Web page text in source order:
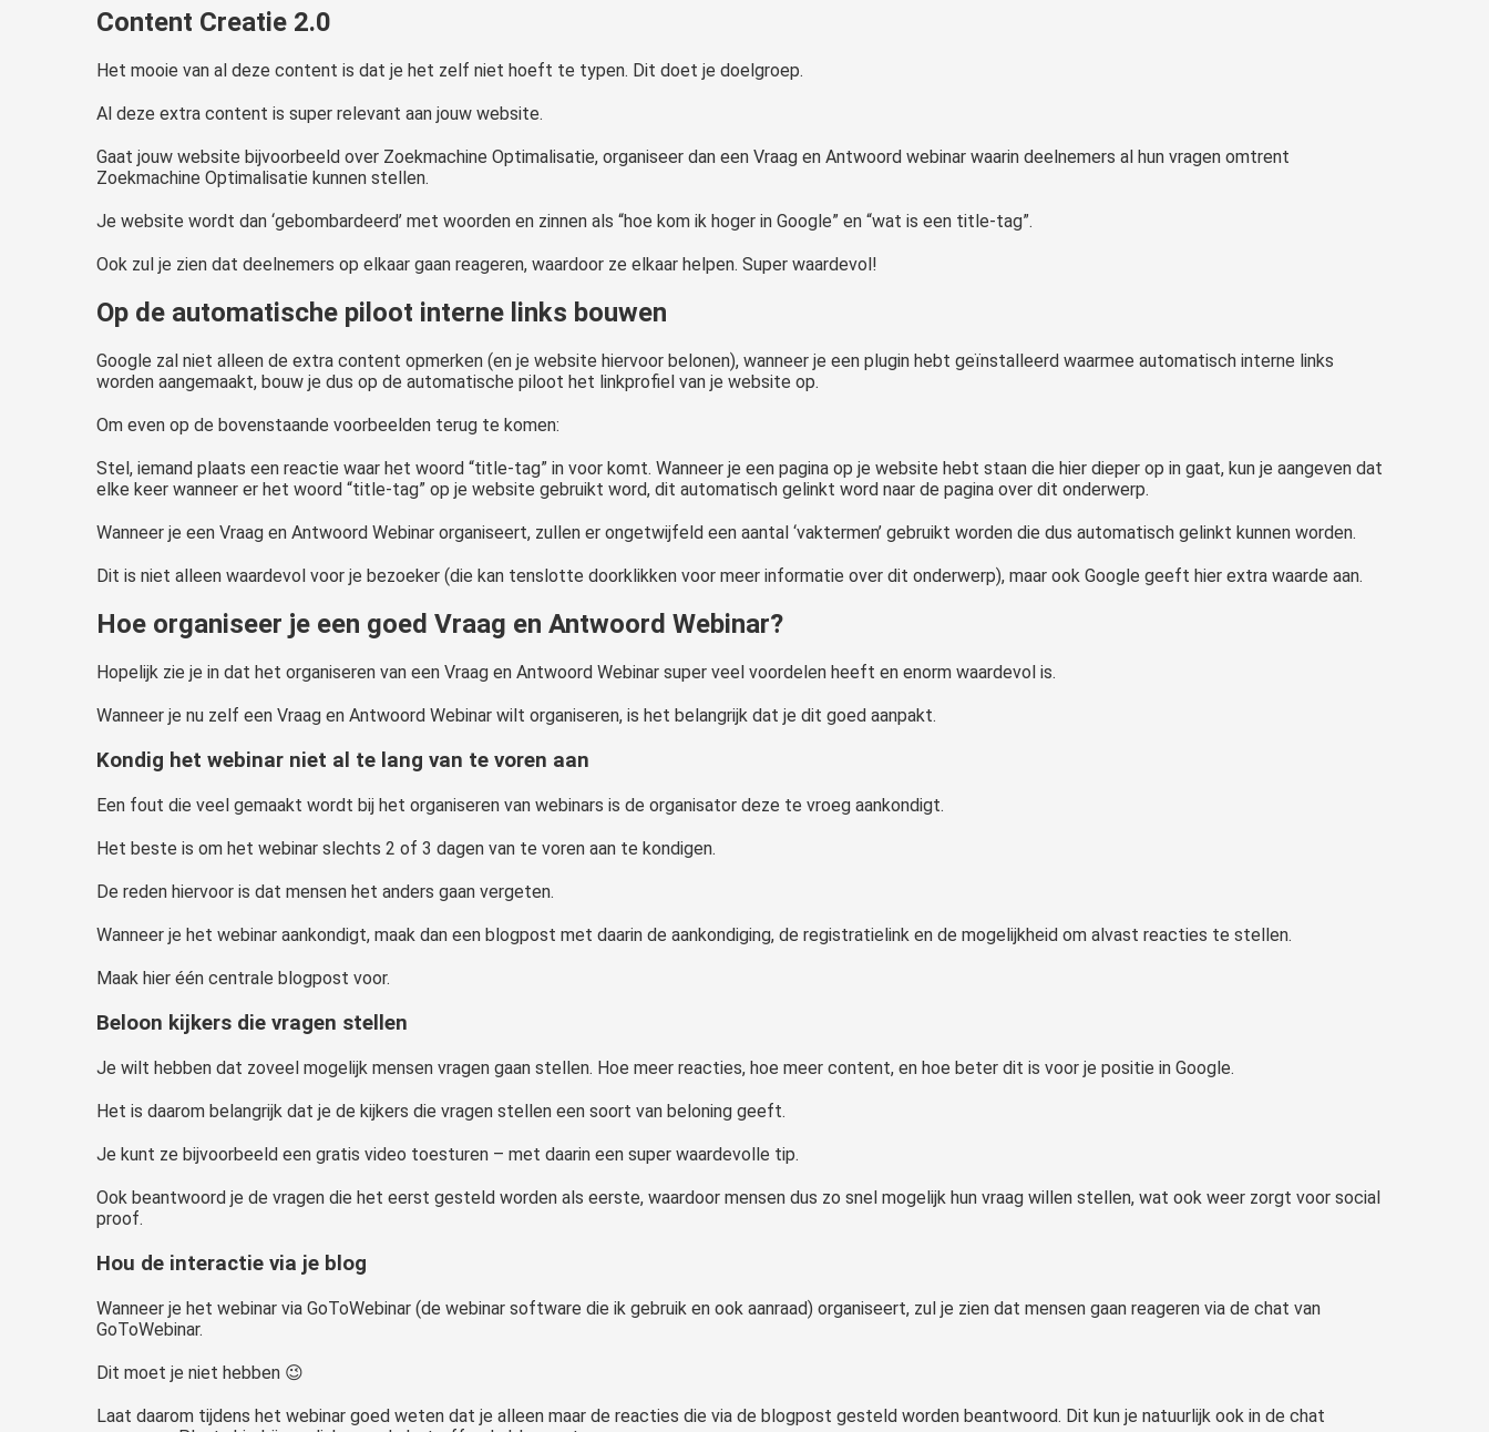
Content Creatie 2.0
Het mooie van al deze content is dat je het zelf niet hoeft te typen. Dit doet je doelgroep.
Al deze extra content is super relevant aan jouw website.
Gaat jouw website bijvoorbeeld over Zoekmachine Optimalisatie, organiseer dan een Vraag en Antwoord webinar waarin deelnemers al hun vragen omtrent
Zoekmachine Optimalisatie kunnen stellen.
Je website wordt dan ‘gebombardeerd’ met woorden en zinnen als “hoe kom ik hoger in Google” en “wat is een title-tag”.
Ook zul je zien dat deelnemers op elkaar gaan reageren, waardoor ze elkaar helpen. Super waardevol!
Op de automatische piloot interne links bouwen
Google zal niet alleen de extra content opmerken (en je website hiervoor belonen), wanneer je een plugin hebt geïnstalleerd waarmee automatisch interne links
worden aangemaakt, bouw je dus op de automatische piloot het linkprofiel van je website op.
Om even op de bovenstaande voorbeelden terug te komen:
Stel, iemand plaats een reactie waar het woord “title-tag” in voor komt. Wanneer je een pagina op je website hebt staan die hier dieper op in gaat, kun je aangeven dat
elke keer wanneer er het woord “title-tag” op je website gebruikt word, dit automatisch gelinkt word naar de pagina over dit onderwerp.
Wanneer je een Vraag en Antwoord Webinar organiseert, zullen er ongetwijfeld een aantal ‘vaktermen’ gebruikt worden die dus automatisch gelinkt kunnen worden.
Dit is niet alleen waardevol voor je bezoeker (die kan tenslotte doorklikken voor meer informatie over dit onderwerp), maar ook Google geeft hier extra waarde aan.
Hoe organiseer je een goed Vraag en Antwoord Webinar?
Hopelijk zie je in dat het organiseren van een Vraag en Antwoord Webinar super veel voordelen heeft en enorm waardevol is.
Wanneer je nu zelf een Vraag en Antwoord Webinar wilt organiseren, is het belangrijk dat je dit goed aanpakt.
Kondig het webinar niet al te lang van te voren aan
Een fout die veel gemaakt wordt bij het organiseren van webinars is de organisator deze te vroeg aankondigt.
Het beste is om het webinar slechts 2 of 3 dagen van te voren aan te kondigen.
De reden hiervoor is dat mensen het anders gaan vergeten.
Wanneer je het webinar aankondigt, maak dan een blogpost met daarin de aankondiging, de registratielink en de mogelijkheid om alvast reacties te stellen.
Maak hier één centrale blogpost voor.
Beloon kijkers die vragen stellen
Je wilt hebben dat zoveel mogelijk mensen vragen gaan stellen. Hoe meer reacties, hoe meer content, en hoe beter dit is voor je positie in Google.
Het is daarom belangrijk dat je de kijkers die vragen stellen een soort van beloning geeft.
Je kunt ze bijvoorbeeld een gratis video toesturen – met daarin een super waardevolle tip.
Ook beantwoord je de vragen die het eerst gesteld worden als eerste, waardoor mensen dus zo snel mogelijk hun vraag willen stellen, wat ook weer zorgt voor social
proof.
Hou de interactie via je blog
Wanneer je het webinar via GoToWebinar (de webinar software die ik gebruik en ook aanraad) organiseert, zul je zien dat mensen gaan reageren via de chat van
GoToWebinar.
Dit moet je niet hebben 😉
Laat daarom tijdens het webinar goed weten dat je alleen maar de reacties die via de blogpost gesteld worden beantwoord. Dit kun je natuurlijk ook in de chat